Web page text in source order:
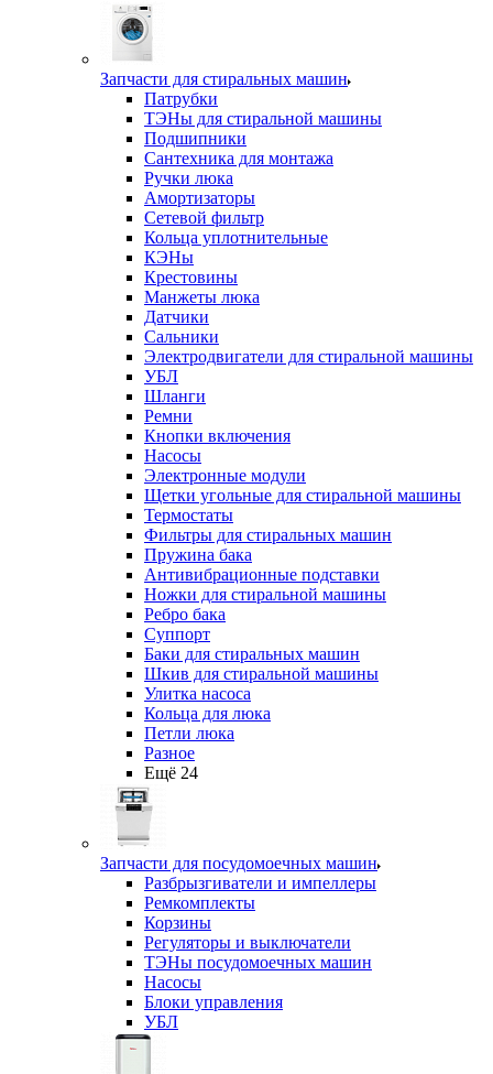
Запчасти для стиральных машин
Патрубки
ТЭНы для стиральной машины
Подшипники
Сантехника для монтажа
Ручки люка
Амортизаторы
Сетевой фильтр
Кольца уплотнительные
КЭНы
Крестовины
Манжеты люка
Датчики
Сальники
Электродвигатели для стиральной машины
УБЛ
Шланги
Ремни
Кнопки включения
Насосы
Электронные модули
Щетки угольные для стиральной машины
Термостаты
Фильтры для стиральных машин
Пружина бака
Антивибрационные подставки
Ножки для стиральной машины
Ребро бака
Суппорт
Баки для стиральных машин
Шкив для стиральной машины
Улитка насоса
Кольца для люка
Петли люка
Разное
Ещё 24
Запчасти для посудомоечных машин
Разбрызгиватели и импеллеры
Ремкомплекты
Корзины
Регуляторы и выключатели
ТЭНы посудомоечных машин
Насосы
Блоки управления
УБЛ